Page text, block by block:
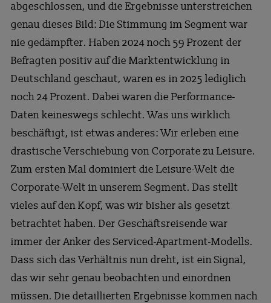
abgeschlossen, und die Ergebnisse unterstreichen
genau dieses Bild: Die Stimmung im Segment war
nie gedämpfter. Haben 2024 noch 59 Prozent der
Befragten positiv auf die Marktentwicklung in
Deutschland geschaut, waren es in 2025 lediglich
noch 24 Prozent. Dabei waren die Performance-
Daten keineswegs schlecht. Was uns wirklich
beschäftigt, ist etwas anderes: Wir erleben eine
drastische Verschiebung von Corporate zu Leisure.
Zum ersten Mal dominiert die Leisure-Welt die
Corporate-Welt in unserem Segment. Das stellt
vieles auf den Kopf, was wir bisher als gesetzt
betrachtet haben. Der Geschäftsreisende war
immer der Anker des Serviced-Apartment-Modells.
Dass sich das Verhältnis nun dreht, ist ein Signal,
das wir sehr genau beobachten und einordnen
müssen. Die detaillierten Ergebnisse kommen nach